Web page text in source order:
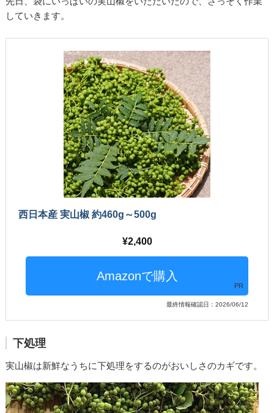
していきます。
西日本産 実山椒 約460g～500g
2,400
PR
最終情報確認日：2026/06/12
下処理
実山椒は新鮮なうちに下処理をするのがおいしさのカギです。